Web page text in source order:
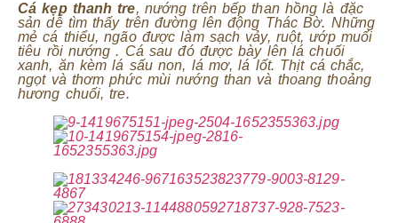
Cá kẹp thanh tre, nướng trên bếp than hồng là đặc
sản dễ tìm thấy trên đường lên động Thác Bờ. Những
mẻ cá thiểu, ngão được làm sạch vảy, ruột, ướp muối
tiêu rồi nướng . Cá sau đó được bày lên lá chuối
xanh, ăn kèm lá sấu non, lá mơ, lá lốt. Thịt cá chắc,
ngọt và thơm phức mùi nướng than và thoang thoảng
hương chuối, tre.